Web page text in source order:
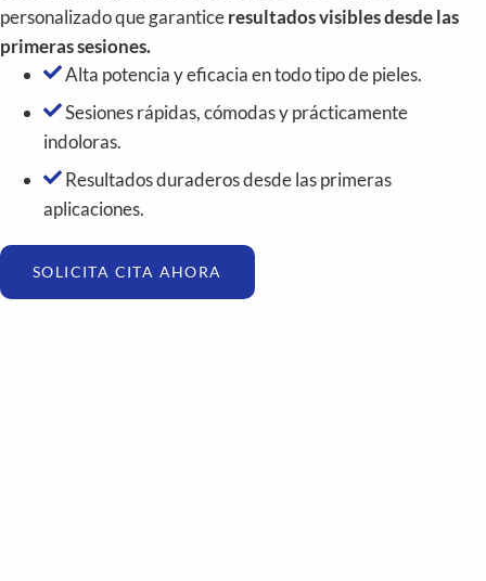
personalizado que garanticeresultados visibles desde las
primeras sesiones.
Alta potencia y eficacia en todo tipo de pieles.
Sesiones rápidas, cómodas y prácticamente
indoloras.
Resultados duraderos desde las primeras
aplicaciones.
SOLICITA CITA AHORA